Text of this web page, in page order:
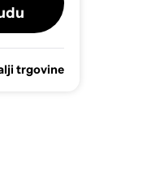
trgovine